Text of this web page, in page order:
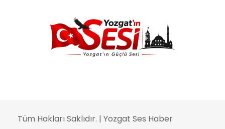
Tüm Hakları Saklıdır. | Yozgat Ses Haber